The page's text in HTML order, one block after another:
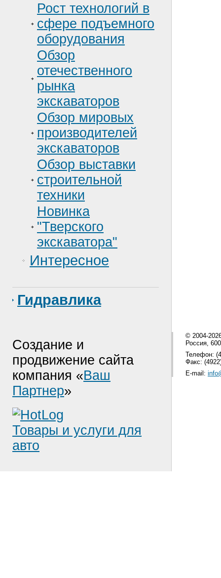
Рост технологий в
сфере подъемного
оборудования
Обзор
отечественного
рынка
экскаваторов
Обзор мировых
производителей
экскаваторов
Обзор выставки
строительной
техники
Новинка
"Тверского
экскаватора"
Интересное
Гидравлика
Создание и
продвижение сайта
компания «Ваш
Партнер»
Товары и услуги для
авто
© 2004-
Россия,
Телефон:
Факс:
E-mail: